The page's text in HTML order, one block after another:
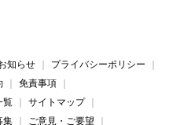
知らせ
プライバシーポリシー
免責事項
覧
サイトマップ
集 ご意見・ご要望